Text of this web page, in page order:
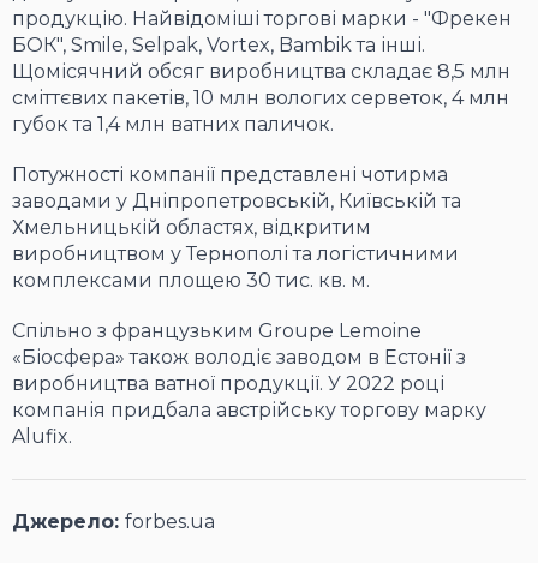
продукцію. Найвідоміші торгові марки - "Фрекен
БОК", Smile, Selpak, Vortex, Bambik та інші.
Щомісячний обсяг виробництва складає 8,5 млн
сміттєвих пакетів, 10 млн вологих серветок, 4 млн
губок та 1,4 млн ватних паличок.
Потужності компанії представлені чотирма
заводами у Дніпропетровській, Київській та
Хмельницькій областях, відкритим
виробництвом у Тернополі та логістичними
комплексами площею 30 тис. кв. м.
Спільно з французьким Groupe Lemoine
«Біосфера» також володіє заводом в Естонії з
виробництва ватної продукції. У 2022 році
компанія придбала австрійську торгову марку
Alufix.
Джерело: forbes.ua